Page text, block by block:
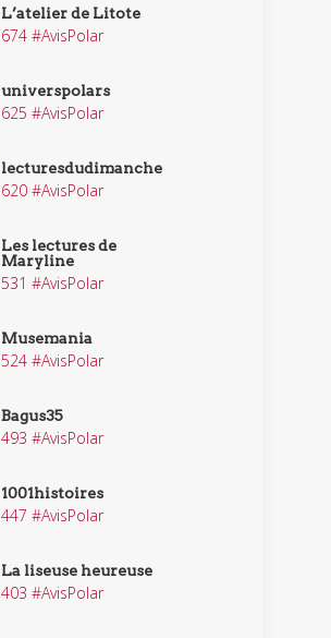
L’atelier de Litote
674 #AvisPolar
universpolars
625 #AvisPolar
lecturesdudimanche
620 #AvisPolar
Les lectures de
Maryline
531 #AvisPolar
Musemania
524 #AvisPolar
Bagus35
493 #AvisPolar
1001histoires
447 #AvisPolar
La liseuse heureuse
403 #AvisPolar